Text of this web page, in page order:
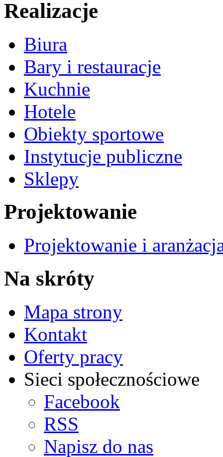
Realizacje
Biura
Bary i restauracje
Kuchnie
Hotele
Obiekty sportowe
Instytucje publiczne
Sklepy
Projektowanie
Projektowanie i
Na skróty
Mapa strony
Kontakt
Oferty pracy
Sieci społecznościowe
Facebook
RSS
Napisz do nas